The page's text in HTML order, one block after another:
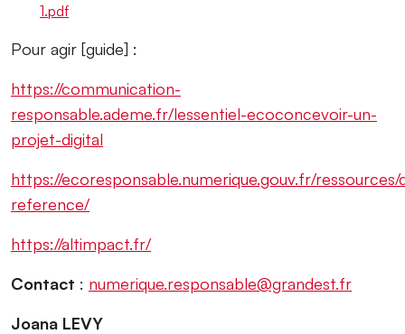
1.pdf
Pour agir [guide] :
https://communication-
responsable.ademe.fr/lessentiel-ecoconcevoir-un-
projet-digital
https://ecoresponsable.numerique.gouv.fr/
reference/
https://altimpact.fr/
Contact : numerique.responsable@grandest.fr
Joana LEVY